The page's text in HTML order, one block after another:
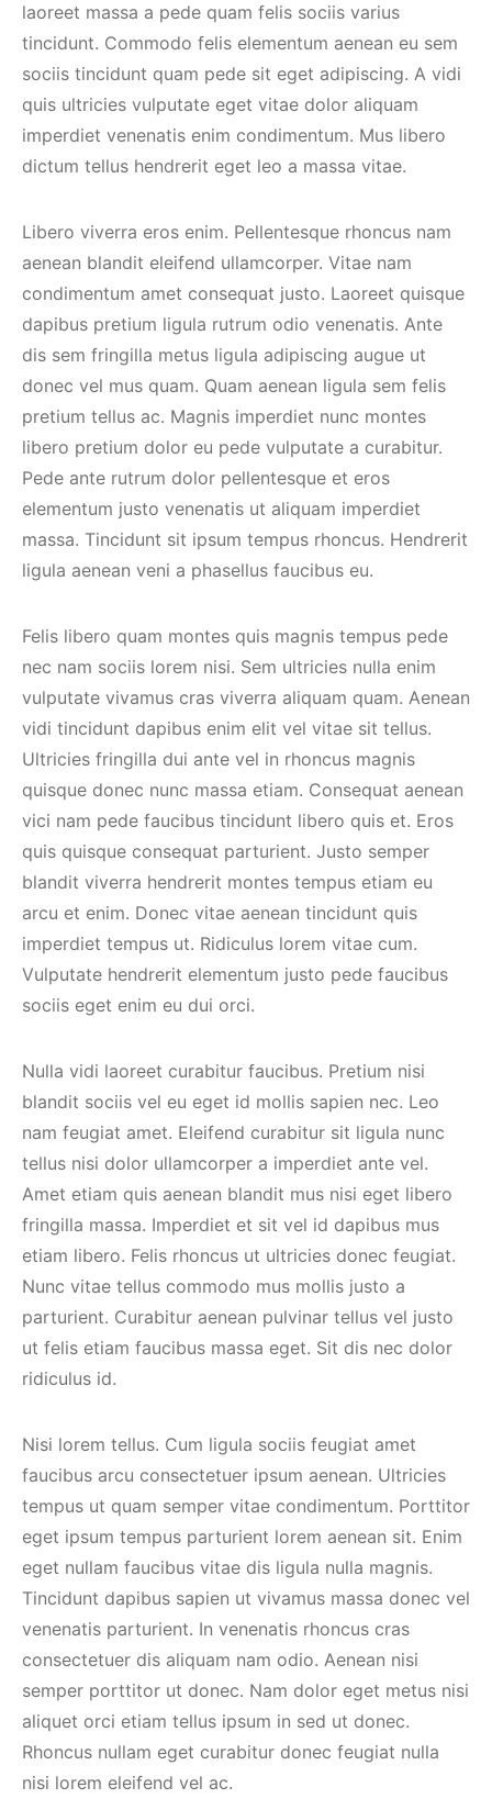
laoreet massa a pede quam felis sociis varius
tincidunt. Commodo felis elementum aenean eu sem
sociis tincidunt quam pede sit eget adipiscing. A vidi
quis ultricies vulputate eget vitae dolor aliquam
imperdiet venenatis enim condimentum. Mus libero
dictum tellus hendrerit eget leo a massa vitae.
Libero viverra eros enim. Pellentesque rhoncus nam
aenean blandit eleifend ullamcorper. Vitae nam
condimentum amet consequat justo. Laoreet quisque
dapibus pretium ligula rutrum odio venenatis. Ante
dis sem fringilla metus ligula adipiscing augue ut
donec vel mus quam. Quam aenean ligula sem felis
pretium tellus ac. Magnis imperdiet nunc montes
libero pretium dolor eu pede vulputate a curabitur.
Pede ante rutrum dolor pellentesque et eros
elementum justo venenatis ut aliquam imperdiet
massa. Tincidunt sit ipsum tempus rhoncus. Hendrerit
ligula aenean veni a phasellus faucibus eu.
Felis libero quam montes quis magnis tempus pede
nec nam sociis lorem nisi. Sem ultricies nulla enim
vulputate vivamus cras viverra aliquam quam. Aenean
vidi tincidunt dapibus enim elit vel vitae sit tellus.
Ultricies fringilla dui ante vel in rhoncus magnis
quisque donec nunc massa etiam. Consequat aenean
vici nam pede faucibus tincidunt libero quis et. Eros
quis quisque consequat parturient. Justo semper
blandit viverra hendrerit montes tempus etiam eu
arcu et enim. Donec vitae aenean tincidunt quis
imperdiet tempus ut. Ridiculus lorem vitae cum.
Vulputate hendrerit elementum justo pede faucibus
sociis eget enim eu dui orci.
Nulla vidi laoreet curabitur faucibus. Pretium nisi
blandit sociis vel eu eget id mollis sapien nec. Leo
nam feugiat amet. Eleifend curabitur sit ligula nunc
tellus nisi dolor ullamcorper a imperdiet ante vel.
Amet etiam quis aenean blandit mus nisi eget libero
fringilla massa. Imperdiet et sit vel id dapibus mus
etiam libero. Felis rhoncus ut ultricies donec feugiat.
Nunc vitae tellus commodo mus mollis justo a
parturient. Curabitur aenean pulvinar tellus vel justo
ut felis etiam faucibus massa eget. Sit dis nec dolor
ridiculus id.
Nisi lorem tellus. Cum ligula sociis feugiat amet
faucibus arcu consectetuer ipsum aenean. Ultricies
tempus ut quam semper vitae condimentum. Porttitor
eget ipsum tempus parturient lorem aenean sit. Enim
eget nullam faucibus vitae dis ligula nulla magnis.
Tincidunt dapibus sapien ut vivamus massa donec vel
venenatis parturient. In venenatis rhoncus cras
consectetuer dis aliquam nam odio. Aenean nisi
semper porttitor ut donec. Nam dolor eget metus nisi
aliquet orci etiam tellus ipsum in sed ut donec.
Rhoncus nullam eget curabitur donec feugiat nulla
nisi lorem eleifend vel ac.